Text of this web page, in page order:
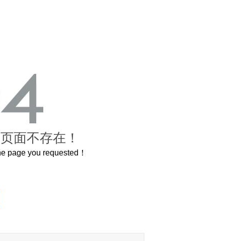
面不存在！
page you requested！